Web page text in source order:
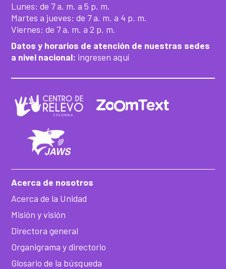
Lunes: de 7 a. m. a 5 p. m.
Martes a jueves: de 7 a. m. a 4 p. m.
Viernes: de 7 a. m. a 2 p. m.
Datos y horarios de atención de nuestras sedes
a nivel nacional: ingresen aquí
Acerca de nosotros
Acerca de la Unidad
Misión y visión
Directora general
Organigrama y directorio
Glosario de la búsqueda